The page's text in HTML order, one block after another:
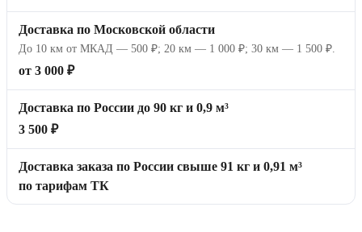
Доставка по Московской области
До 10 км от МКАД — 500 ₽; 20 км — 1 000 ₽; 30 км — 1 500 ₽.
от 3 000 ₽
Доставка по России до 90 кг и 0,9 м³
3 500 ₽
Доставка заказа по России свыше 91 кг и 0,91 м³
по тарифам ТК